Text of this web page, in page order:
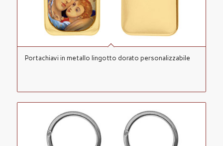
Portachiavi in metallo lingotto dorato personalizzabile